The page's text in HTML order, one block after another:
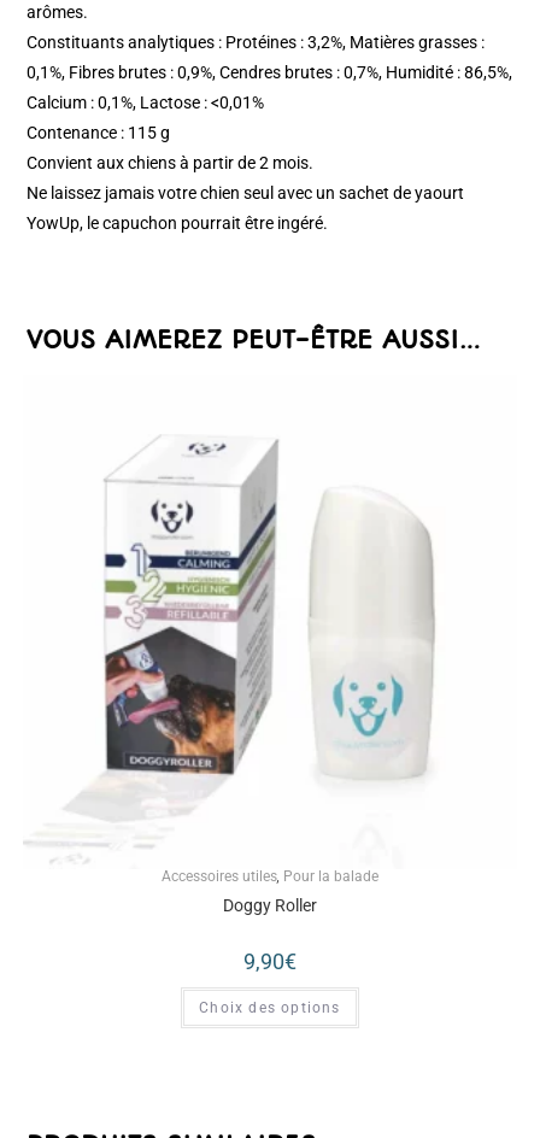
arômes.
Constituants analytiques : Protéines : 3,2%, Matières grasses :
0,1%, Fibres brutes : 0,9%, Cendres brutes : 0,7%, Humidité : 86,5%,
Calcium : 0,1%, Lactose : <0,01%
Contenance : 115 g
Convient aux chiens à partir de 2 mois.
Ne laissez jamais votre chien seul avec un sachet de yaourt
YowUp, le capuchon pourrait être ingéré.
VOUS AIMEREZ PEUT-ÊTRE AUSSI…
Accessoires utiles, Pour la balade
Doggy Roller
9,90€
Choix des options